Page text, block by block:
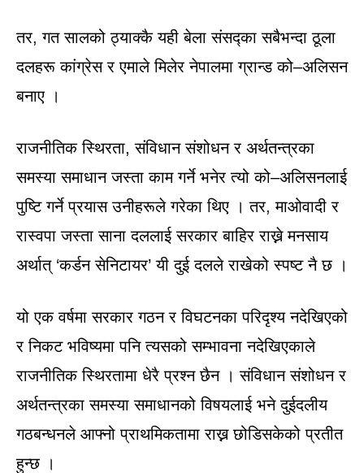
तर, गत सालको ठ्याक्कै यही बेला संसद्का सबैभन्दा ठूला
दलहरू कांग्रेस र एमाले मिलेर नेपालमा ग्रान्ड को–अलिसन
बनाए ।
राजनीतिक स्थिरता, संविधान संशोधन र अर्थतन्त्रका
समस्या समाधान जस्ता काम गर्ने भनेर त्यो को–अलिसनलाई
पुष्टि गर्ने प्रयास उनीहरूले गरेका थिए । तर, माओवादी र
रास्वपा जस्ता साना दललाई सरकार बाहिर राख्ने मनसाय
अर्थात् ‘कर्डन सेनिटायर’ यी दुई दलले राखेको स्पष्ट नै छ ।
यो एक वर्षमा सरकार गठन र विघटनका परिदृश्य नदेखिएको
र निकट भविष्यमा पनि त्यसको सम्भावना नदेखिएकाले
राजनीतिक स्थिरतामा धेरै प्रश्न छैन । संविधान संशोधन र
अर्थतन्त्रका समस्या समाधानको विषयलाई भने दुईदलीय
गठबन्धनले आफ्नो प्राथमिकतामा राख्न छोडिसकेको प्रतीत
हुन्छ ।